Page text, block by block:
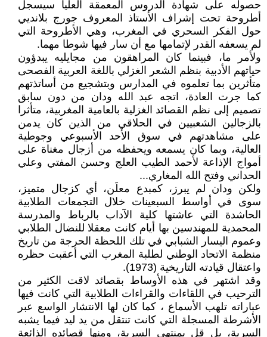
حصوله على شهادة الدروس المعمقة العليا سيسجل
أطروحة تحت إشراف الأستاذ المعروف جورج بلانديي
حول الفكر السحري في المغرب، وهي الأطروحة التي
لم يسعفه القدر لإتمامها مع أن سار فيها شوطا مهما.
ولأمر ما، فبينما كان المراهقون من مجايليه يبدؤون
حياتهم الأدبية بنظم الشعر الغزلي باللغة العربية الفصحى
متأثرين بما تعلموه في المدارس وبتشجيع من أساتذتهم
كما جرت العادة، اتجه عبد الله ودان من دون سابق
تصميم إلى نظم القصائد الغزلية بالعامية المغربية، متأثرا
بالزجالين الشعبيين في الحلاقي من الذين كان يدمن
على مشاهدتهم في سوق الأحد الأسبوعي وجوطية
العالية، وبما كان يسمعه ويحفظه من أزجال مغناة على
أمواج الإذاعة لأحمد الطيب العلج وحسن المفتي وعلي
الحداني وفتح الله المغاري...
ولكن ودان لم يبرز، كمبدع معلَن، أي كزجال متميز،
سوى في أواسط السبعينات خلال التجمعات الطلابية
الحاشدة التي عاشتها كلية الآداب بالرباط والمدرسة
المحمدية للمهندسين بها أيام كانت معقلا للنضال الطلابي
وعموم اليسار الشبابي في تلك اللحظة الحرجة من تاريخ
منظمة الاتحاد الوطني لطلبة المغرب التي أعقبت حظره
واعتقال قيادته التاريخية (1973).
وقد اشتهر في هذه الأوساط بقصائد لاقت الكثير من
الترحيب في اللقاءات والقراءات الطلابية التي كانت فيها
عباراته تلهب الأسماع ، كما كان لها الانتشار الواسع عبر
الأشرطة المسجلة التي كانت تنتقل من يد ليد فيما يشبه
السرية، بل قل بمنتهى السرية، ومنها قصائده الذائعة